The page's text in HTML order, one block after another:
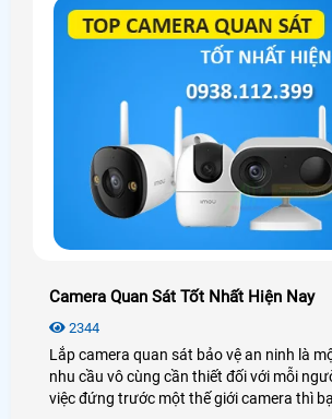
Camera Quan Sát Tốt Nhất Hiện Nay
2344
Lắp camera quan sát bảo vệ an ninh là
nhu cầu vô cùng cần thiết đối với mỗi người. Tuy
việc đứng trước một thế giới camera thì